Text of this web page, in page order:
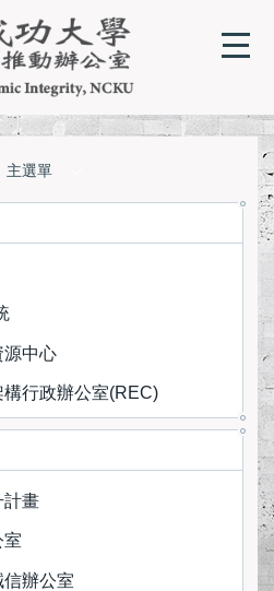
主選單
源中心
行政辦公室(REC)
計畫
室
辦公室